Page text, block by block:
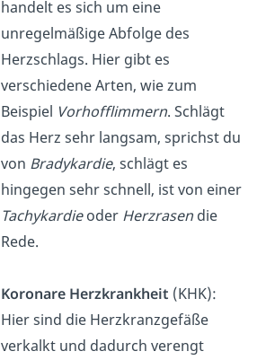
handelt es sich um eine
unregelmäßige Abfolge des
Herzschlags. Hier gibt es
verschiedene Arten, wie zum
Beispiel Vorhofflimmern. Schlägt
das Herz sehr langsam, sprichst du
von Bradykardie, schlägt es
hingegen sehr schnell, ist von einer
Tachykardieoder Herzrasen die
Rede.
Koronare Herzkrankheit (KHK):
Hier sind die Herzkranzgefäße
verkalkt und dadurch verengt